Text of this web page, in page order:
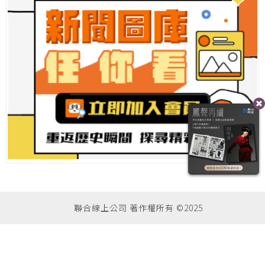
聯合線上公司 著作權所有 ©2025